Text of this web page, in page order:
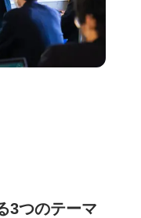
3つのテーマ